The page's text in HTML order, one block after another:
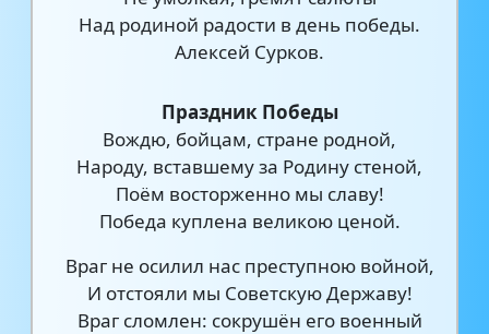
Над родиной радости в день победы.
Алексей Сурков.
Праздник Победы
Вождю, бойцам, стране родной,
Народу, вставшему за Родину стеной,
Поём восторженно мы славу!
Победа куплена великою ценой.
Враг не осилил нас преступною войной,
И отстояли мы Советскую Державу!
Враг сломлен: сокрушён его военный